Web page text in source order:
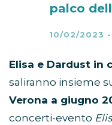
palco
10/02/2023 -
Elisa e Dardust in
saliranno insieme
Verona a giugno
concerti-evento